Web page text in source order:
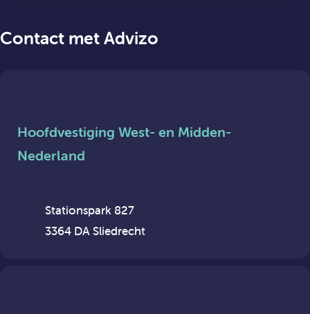
Contact met Advizo
Hoofdvestiging West- en Midden-
Nederland
Stationspark 827
3364 DA Sliedrecht